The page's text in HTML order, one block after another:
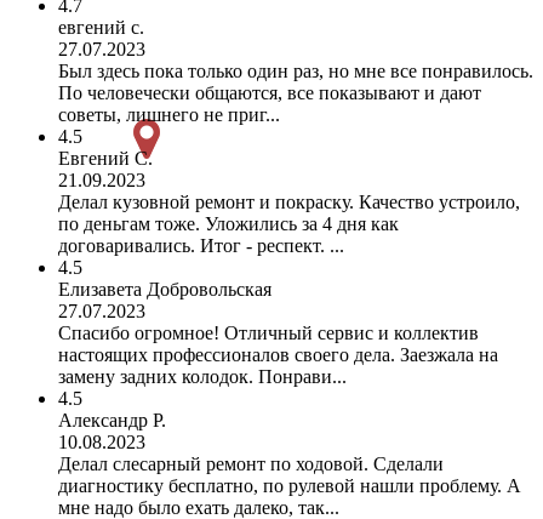
4.7
евгений с.
27.07.2023
Был здесь пока только один раз, но мне все понравилось.
По человечески общаются, все показывают и дают
советы, лишнего не приг...
4.5
Евгений С.
21.09.2023
Делал кузовной ремонт и покраску. Качество устроило,
по деньгам тоже. Уложились за 4 дня как
договаривались. Итог - респект. ...
4.5
Елизавета Добровольская
27.07.2023
Спасибо огромное! Отличный сервис и коллектив
настоящих профессионалов своего дела. Заезжала на
замену задних колодок. Понрави...
4.5
Александр Р.
10.08.2023
Делал слесарный ремонт по ходовой. Сделали
диагностику бесплатно, по рулевой нашли проблему. А
мне надо было ехать далеко, так...